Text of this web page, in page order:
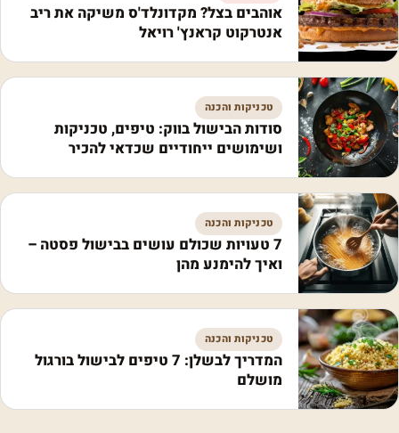
אוהבים בצל? מקדונלד'ס משיקה את ריב
אנטרקוט קראנץ' רויאל
טכניקות והכנה
סודות הבישול בווק: טיפים, טכניקות
ושימושים ייחודיים שכדאי להכיר
טכניקות והכנה
7 טעויות שכולם עושים בבישול פסטה –
ואיך להימנע מהן
טכניקות והכנה
המדריך לבשלן: 7 טיפים לבישול בורגול
מושלם